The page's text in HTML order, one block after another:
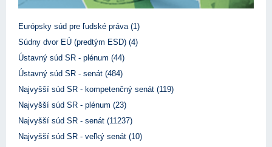
Európsky súd pre ľudské práva (1)
Súdny dvor EÚ (predtým ESD) (4)
Ústavný súd SR - plénum (44)
Ústavný súd SR - senát (484)
Najvyšší súd SR - kompetenčný senát (119)
Najvyšší súd SR - plénum (23)
Najvyšší súd SR - senát (11237)
Najvyšší súd SR - veľký senát (10)